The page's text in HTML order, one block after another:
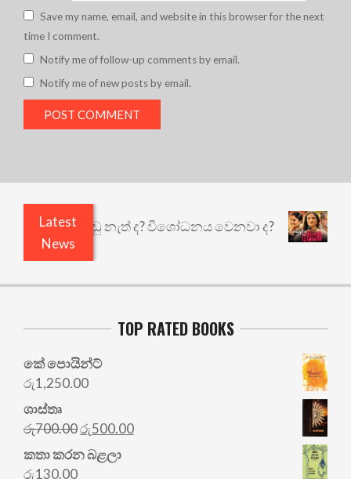
Save my name, email, and website in this browser for the next
time I comment.
Notify me of follow-up comments by email.
Notify me of new posts by email.
Latest
News
ඇතුළෙයි කුඩු නැත් ද? විශෝධනය වෙනවා ද?
TOP RATED BOOKS
කේ පොයින්ට්
රු1,250.00
ශාස්තෘ
රු700.00Original
price
was:
රු500.00Current
කතා කරන බළලා
රු130.00